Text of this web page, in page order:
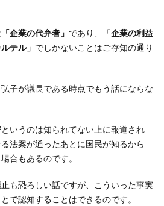
「企業の代弁者」 であり、「企業の利益
テル」 でしかないことはご存知の通り
子が議長である時点でもう話にならな
いうのは知られてない上に報道され
法案が通ったあとに国民が知るから
合もあるのです。
も恐ろしい話ですが、こういった事実
で認知することはできるのです。